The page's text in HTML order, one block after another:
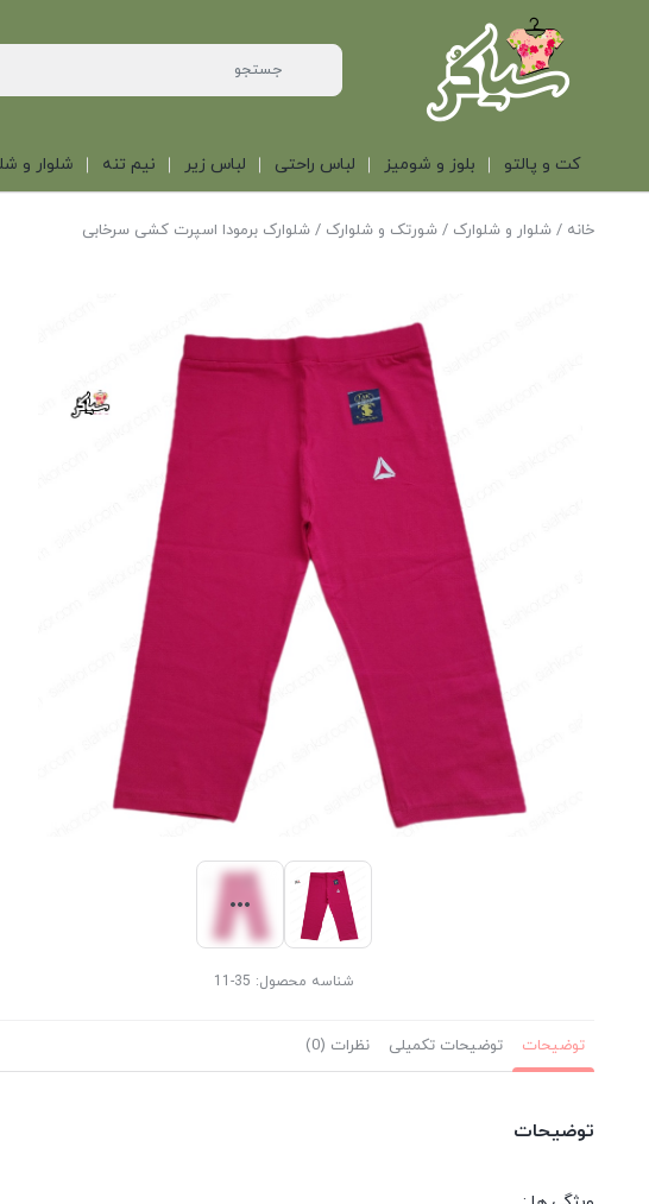
کت و پالتو بلوز و شومیز لباس راحتی لباس زیر نیم تنه شلوار و
خانه /شلوار و شلوارک /شورتک و شلوارک / شلوارک برمودا اسپرت کشی سرخابی
شناسه محصول: 35-11
توضیحات توضیحات تکمیلی نظرات (0)
توضیحات